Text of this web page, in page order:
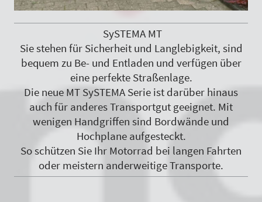
SySTEMA MT
Sie stehen für Sicherheit und Langlebigkeit, sind
bequem zu Be- und Entladen und verfügen über
eine perfekte Straßenlage.
Die neue MT SySTEMA Serie ist darüber hinaus
auch für anderes Transportgut geeignet. Mit
wenigen Handgriffen sind Bordwände und
Hochplane aufgesteckt.
So schützen Sie Ihr Motorrad bei langen Fahrten
oder meistern anderweitige Transporte.